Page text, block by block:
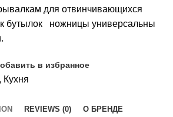
для отвинчивающихся
бутылок ножницы универсальны
в избранное
Кухня
REVIEWS (0) О БРЕНДЕ